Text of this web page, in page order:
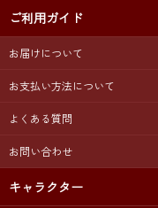
ご利用ガイド
お届けについて
お支払い方法について
よくある質問
お問い合わせ
キャラクター